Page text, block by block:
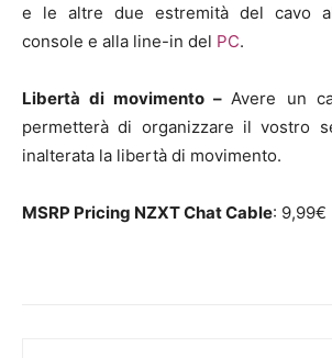
e le altre due estremità del cavo
console e alla line-in del PC.
Libertà di movimento –Avere un
permetterà di organizzare il vostro
inalterata la libertà di movimento.
MSRP Pricing NZXT Chat Cable: 9,99€